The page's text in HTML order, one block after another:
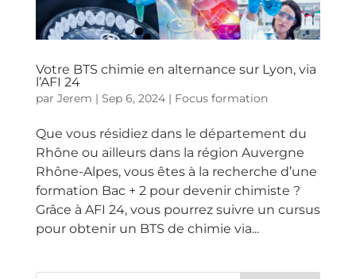
Votre BTS chimie en alternance sur Lyon, via
l’AFI 24
par Jerem | Sep 6, 2024| Focus formation
Que vous résidiez dans le département du
Rhône ou ailleurs dans la région Auvergne
Rhône-Alpes, vous êtes à la recherche d’une
formation Bac + 2 pour devenir chimiste ?
Grâce à AFI 24, vous pourrez suivre un cursus
pour obtenir un BTS de chimie via...